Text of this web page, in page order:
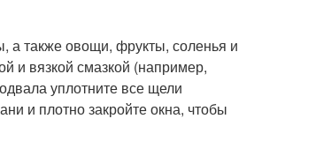
а также овощи, фрукты, соленья и
и вязкой смазкой (например,
уплотните все щели
и плотно закройте окна, чтобы